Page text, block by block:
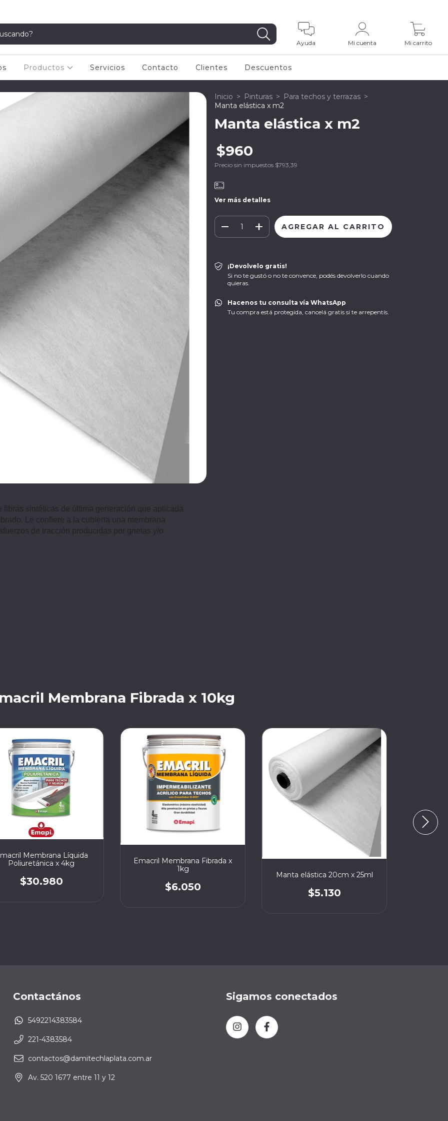
Ayuda Mi cuenta Mi carrito
Productos Servicios Contacto Clientes Descuentos
fibras sintéticas de última generación que aplicada
Le confiere a la cubierta una membrana
de tracción producidas por grietas y/o
Inicio > Pinturas > Para techos y terrazas >
Manta elástica x m2
Manta elástica x m2
$960
Precio sin impuestos $793,39
Ver más detalles
¡Devolvelo gratis!
Si no te gustó o no te convence, podés devolverlo cuando
quieras.
Hacenos tu consulta vía WhatsApp
Tu compra está protegida, cancelá gratis si te arrepentís.
Membrana Fibrada x 10kg
Membrana Líquida
Poliuretánica x 4kg
$30.980
Emacril Membrana Fibrada x
1kg
$6.050
Manta elástica 20cm x 25ml
$5.130
Contactános
5492214383584
221-4383584
contactos@damitechlaplata.com.ar
Av. 520 1677 entre 11 y 12
Sigamos conectados